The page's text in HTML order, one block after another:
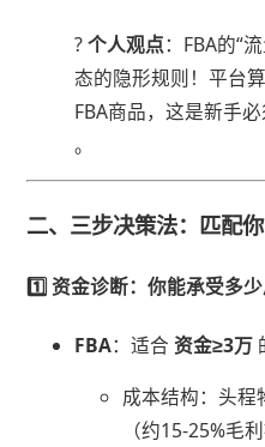
? ​​个人观点​：FBA的“
态的隐形规则！平台
FBA商品，这是新手
。
二、三步决策法：匹配
1️⃣ ​资金诊断：你能承受多少
​FBA​​：适合 ​​资金≥3万​
成本结构：头程
（约15-25%毛